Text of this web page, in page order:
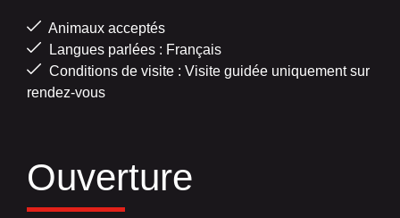
Animaux acceptés
Langues parlées : Français
Conditions de visite : Visite guidée uniquement sur
rendez-vous
Ouverture